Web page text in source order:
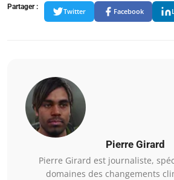
Partager :
Twitter Facebook
Pierre Girard
Pierre Girard est journaliste,
domaines des changements